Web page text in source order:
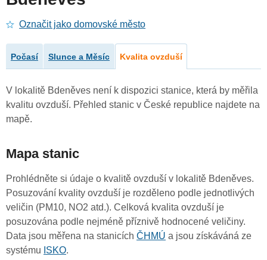
Označit jako domovské město
Počasí Slunce a Měsíc Kvalita ovzduší
V lokalitě Bdeněves není k dispozici stanice, která by měřila
kvalitu ovzduší. Přehled stanic v České republice najdete na
mapě.
Mapa stanic
Prohlédněte si údaje o kvalitě ovzduší v lokalitě Bdeněves.
Posuzování kvality ovzduší je rozděleno podle jednotlivých
veličin (PM10, NO2 atd.). Celková kvalita ovzduší je
posuzována podle nejméně příznivě hodnocené veličiny.
Data jsou měřena na stanicích ČHMÚ a jsou získáváná ze
systému ISKO.